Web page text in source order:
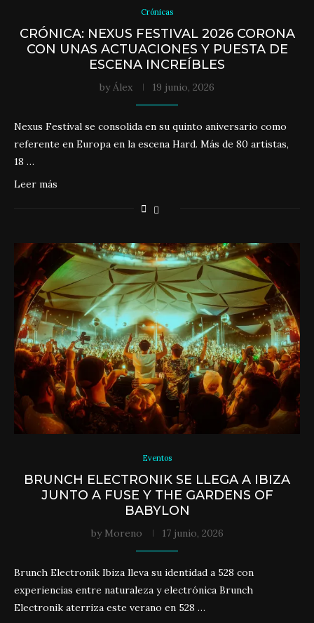
Crónicas
CRÓNICA: NEXUS FESTIVAL 2026 CORONA
CON UNAS ACTUACIONES Y PUESTA DE
ESCENA INCREÍBLES
byÁlex 19 junio, 2026
Nexus Festival se consolida en su quinto aniversario como
referente en Europa en la escena Hard. Más de 80 artistas,
18 …
Leer más
Eventos
BRUNCH ELECTRONIK SE LLEGA A IBIZA
JUNTO A FUSE Y THE GARDENS OF
BABYLON
by Moreno 17 junio, 2026
Brunch Electronik Ibiza lleva su identidad a 528 con
experiencias entre naturaleza y electrónica Brunch
Electronik aterriza este verano en 528 …